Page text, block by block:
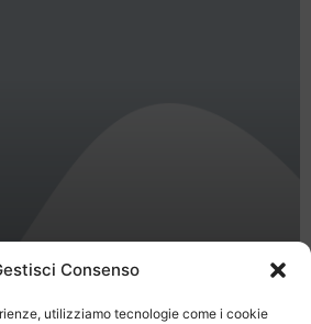
Consenso
utilizziamo tecnologie come i cookie